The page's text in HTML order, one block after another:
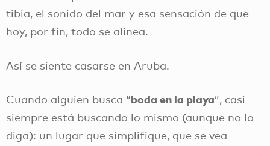
tibia, el sonido del mar y esa sensación de que
hoy, por fin, todo se alinea.
Así se siente casarse en Aruba.
Cuando alguien busca “boda en la playa”, casi
siempre está buscando lo mismo (aunque no lo
diga): un lugar que simplifique, que se vea